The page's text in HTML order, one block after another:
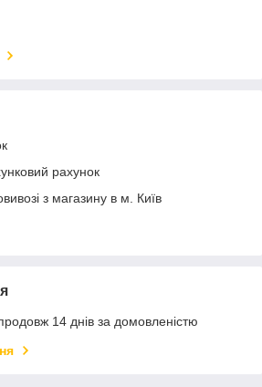
рахунок
з магазину в м. Київ
14 днів за домовленістю